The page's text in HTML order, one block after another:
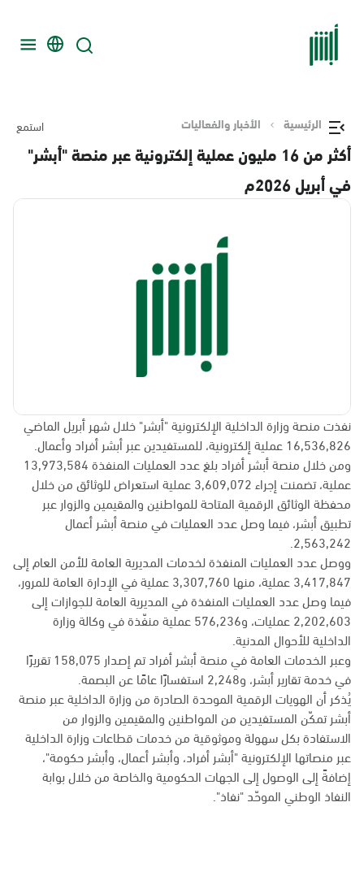
الرئيسية الأخبار والفعاليات استمع
أكثر من 16 مليون عملية إلكترونية عبر منصة "أبشر"
في أبريل 2026م
نفذت منصة وزارة الداخلية الإلكترونية "أبشر" خلال شهر أبريل الماضي
16,536,826 عملية إلكترونية، للمستفيدين عبر أبشر أفراد وأعمال.
ومن خلال منصة أبشر أفراد بلغ عدد العمليات المنفذة 13,973,584
عملية، تضمنت إجراء 3,609,072 عملية استعراض للوثائق من خلال
محفظة الوثائق الرقمية المتاحة للمواطنين والمقيمين والزوار عبر
تطبيق أبشر، فيما وصل عدد العمليات في منصة أبشر أعمال
2,563,242.
ووصل عدد العمليات المنفذة لخدمات المديرية العامة للأمن العام إلى
3,417,847 عملية، منها 3,307,760 عملية في الإدارة العامة للمرور،
فيما وصل عدد العمليات المنفذة في المديرية العامة للجوازات إلى
2,202,603 عمليات، و576,236 عملية منفّذة في وكالة وزارة
الداخلية للأحوال المدنية.
وعبر الخدمات العامة في منصة أبشر أفراد تم إصدار 158,075 تقريرًا
في خدمة تقارير أبشر، و2,248 استفسارًا عامًا عن البصمة.
يُذكر أن الهويات الرقمية الموحدة الصادرة من وزارة الداخلية عبر منصة
أبشر تمكّن المستفيدين من المواطنين والمقيمين والزوار من
الاستفادة بكل سهولة وموثوقية من خدمات قطاعات وزارة الداخلية
عبر منصاتها الإلكترونية "أبشر أفراد، وأبشر أعمال، وأبشر حكومة"،
إضافةً إلى الوصول إلى الجهات الحكومية والخاصة من خلال بوابة
النفاذ الوطني الموحّد "نفاذ".